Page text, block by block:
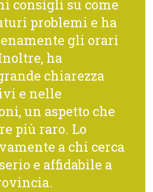
consigli su come
problemi e ha
gli orari
ha
chiarezza
e nelle
un aspetto che
più raro. Lo
a chi cerca
e affidabile a